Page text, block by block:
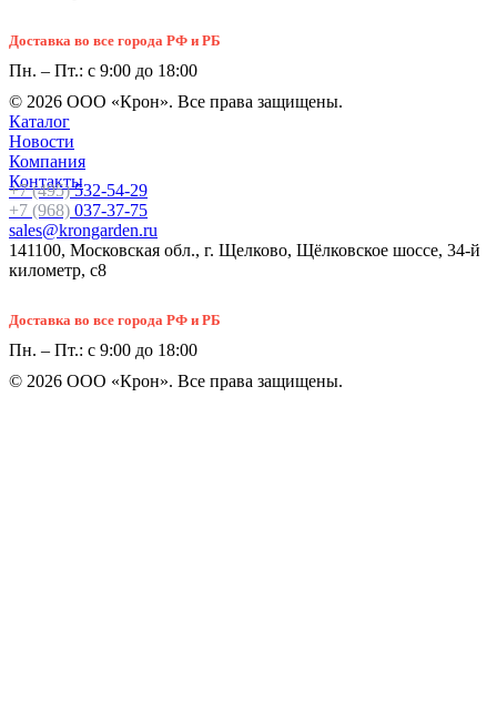
Доставка во все города РФ и РБ
Пн. – Пт.: с 9:00 до 18:00
© 2026 ООО «Крон». Все права защищены.
Каталог
Новости
Компания
Контакты
+7 (495)532-54-29
+7 (968) 037-37-75
sales@krongarden.ru
141100, Московская обл., г. Щелково, Щёлковское шоссе, 34-й
километр, с8
Доставка во все города РФ и РБ
Пн. – Пт.: с 9:00 до 18:00
© 2026 ООО «Крон». Все права защищены.